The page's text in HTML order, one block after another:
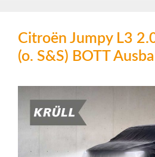
Citroën Jumpy L3
(o. S&S) BOTT